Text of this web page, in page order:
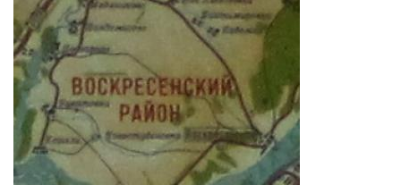
бесплатно
кормить
в
школах